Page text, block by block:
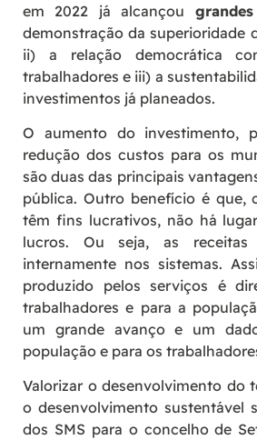
em 2022 já alcançou
demonstração da superioridade
ii) a relação democrática
trabalhadores e iii) a
investimentos já planeados.
O aumento do investimento,
redução dos custos para os
são duas das principais
pública. Outro benefício é que,
têm fins lucrativos, não há
lucros. Ou seja, as receitas
internamente nos sistemas.
produzido pelos serviços é
trabalhadores e para a
um grande avanço e um
população e para os
Valorizar o desenvolvimento do
o desenvolvimento sustentável
dos SMS para o concelho de